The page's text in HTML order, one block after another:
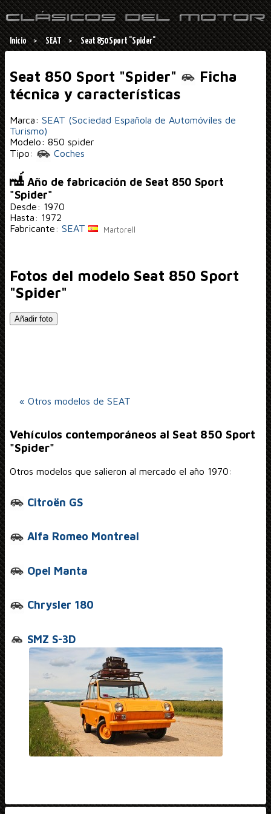
Inicio SEAT Seat 850 Sport "Spider"
Seat 850 Sport "Spider"
Ficha
técnica y características
Marca: SEAT (Sociedad Española de Automóviles de
Turismo)
Modelo: 850 spider
Tipo:
Coches
Año de fabricación de Seat 850 Sport
"Spider"
Desde: 1970
Hasta: 1972
Fabricante: SEAT Martorell
Fotos del modelo Seat 850 Sport
"Spider"
Añadir foto
« Otros modelos de SEAT
Vehículos contemporáneos al Seat 850 Sport
"Spider"
Otros modelos que salieron al mercado el año 1970:
Citroën GS
Alfa Romeo Montreal
Opel Manta
Chrysler 180
SMZ S-3D